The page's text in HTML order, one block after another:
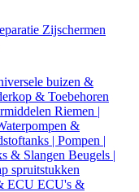
Zijschermen
buizen &
& Toebehoren
Riemen |
&
| Pompen |
& Slangen Beugels |
spruitstukken
ECU ECU's &